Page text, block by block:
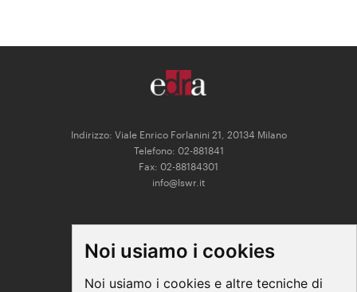
Noi usiamo i cookies
Noi usiamo i cookies e altre tecniche di
Indirizzo: Viale Enrico Forlanini 21, 20134 Milano
Telefono: 02-881841
Fax: 02-88184301
info@lswr.it
Facebook